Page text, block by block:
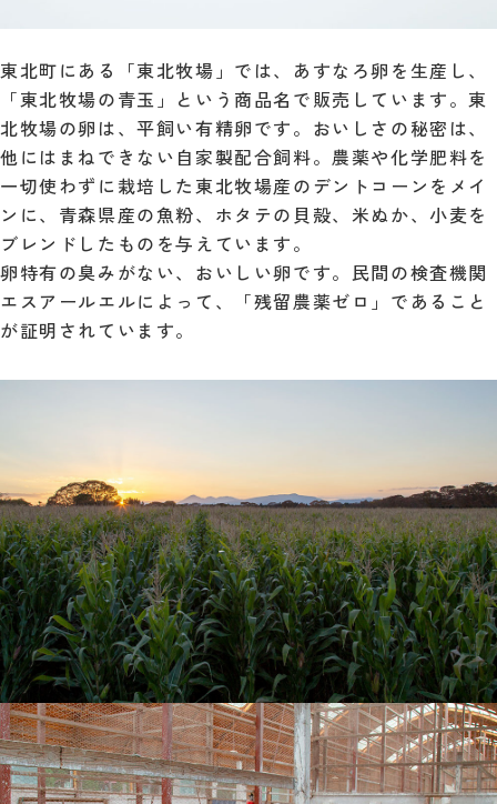
東北町にある「東北牧場」では、あすなろ卵を生産し、
「東北牧場の青玉」という商品名で販売しています。東
北牧場の卵は、平飼い有精卵です。おいしさの秘密は、
他にはまねできない自家製配合飼料。農薬や化学肥料を
一切使わずに栽培した東北牧場産のデントコーンをメイ
ンに、青森県産の魚粉、ホタテの貝殻、米ぬか、小麦を
ブレンドしたものを与えています。
卵特有の臭みがない、おいしい卵です。民間の検査機関
エスアールエルによって、「残留農薬ゼロ」であること
が証明されています。